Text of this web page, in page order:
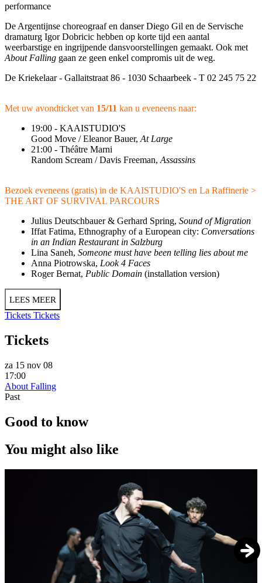
performance
De Argentijnse choreograaf en danser Diego Gil en de Servische
dramaturg Igor Dobricic hebben op korte tijd een aantal
weerbarstige en ingrijpende dansvoorstellingen gemaakt. Ook met
About Falling gaan ze geen enkel compromis uit de weg.
De Kriekelaar - Gallaitstraat 86 - 1030 Schaarbeek - T 02 245 75 22
Met uw avondticket van 15/11 kan u eveneens naar:
19:00 - KAAISTUDIO'S
Good Move / Eleanor Bauer, At Large
21:00 - Théâtre Marni
Random Scream / Davis Freeman, Assassins
Bezoek eveneens (gratis) in de KAAISTUDIO'S en La Raffinerie >
THE ART OF SURVIVAL PARCOURS
Julius Deutschbauer & Gerhard Spring, Sound of Migration
Iffat Fatima, Ethnography of a European city: Conversations
in an Indian Restaurant in Salzburg
Lina Saneh, Someone must have been telling lies about me
Anna Piotrowska, Look 4 Faces
Roger Bernat, Public Domain (installation version)
LEES MEER
Tickets Tickets
Tickets
za 15 nov 08
17:00
About Falling
Past
Good to know
You might also like